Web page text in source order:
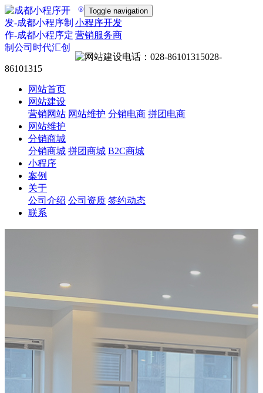
Toggle navigation
®
小程序开发
营销服务商
028-
86101315
网站首页
网站建设
营销网站 网站维护 分销电商 拼团电商
网站维护
分销商城
分销商城 拼团商城 B2C商城
小程序
案例
关于
公司介绍 公司资质 签约动态
联系